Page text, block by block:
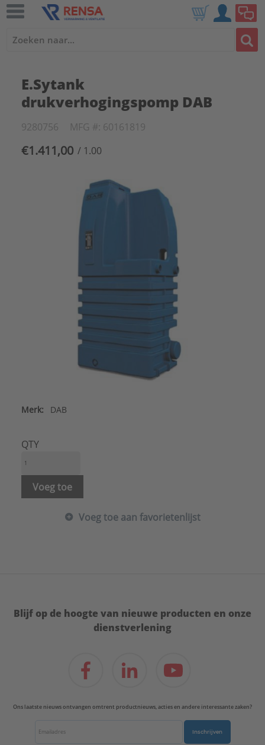
E.Sytank
drukverhogingspomp DAB
9280756 MFG #: 60161819
€1.411,00 / 1.00
Merk: DAB
QTY
Voeg toe
Voeg toe aan favorietenlijst
Blijf op de hoogte van nieuwe producten en onze
dienstverlening
Ons laatste nieuws ontvangen omtrent productnieuws, acties en andere interessante zaken?
Inschrijven